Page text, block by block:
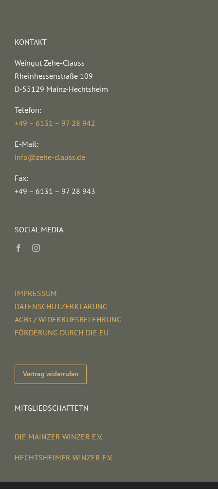
KONTAKT
Weingut Zehe-Clauss
Rheinhessenstraße 109
D-55129 Mainz-Hechtsheim
Telefon:
+49 – 6131 – 97 28 942
E-Mail:
info@zehe-clauss.de
Fax:
+49 – 6131 – 97 28 943
SOCIAL MEDIA
IMPRESSUM
DATENSCHUTZERKLÄRUNG
AGBs / WIDERRUFSBELEHRUNG
FÖRDERUNG DURCH DIE EU
Vertrag widerrufen
MITGLIEDSCHAFTETN
DIE MAINZER WINZER E.V.
HECHTSHEIMER WINZER E.V.